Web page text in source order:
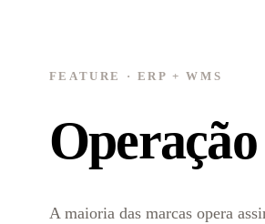
FEATURE · ERP + WMS
A maioria das marcas opera